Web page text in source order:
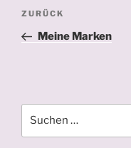
Vorheriger
Beitrag
ZURÜCK
Meine Marken
nach: